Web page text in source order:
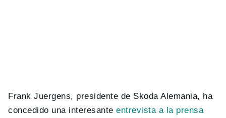
Frank Juergens, presidente de Skoda Alemania, ha
concedido una interesanteentrevista a la prensa